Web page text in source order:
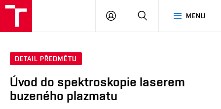
MENU
PŘIHLÁSIT
DETAIL PŘEDMĚTU
Úvod do spektroskopie laserem
buzeného plazmatu